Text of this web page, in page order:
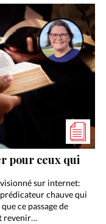
pour ceux qui
sur internet:
chauve qui
ce passage de
revenir…